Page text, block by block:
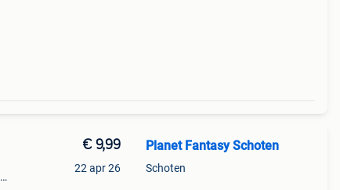
€ 9,99
22 apr 26
Planet Fantasy Schoten
Schoten